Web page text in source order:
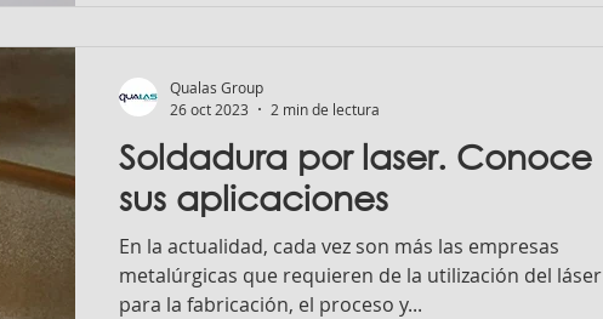
Soldadura por laser. Conoce
sus aplicaciones
En la actualidad, cada vez son más las empresas
metalúrgicas que requieren de la utilización del láser
para la fabricación, el proceso y...
Qualas Group
26 oct 2023
2 min de lectura